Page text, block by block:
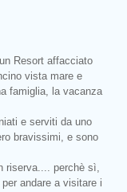
Resort affacciato
vista mare e
famiglia, la vacanza
e serviti da uno
bravissimi, e sono
riserva.... perchè sì,
andare a visitare i